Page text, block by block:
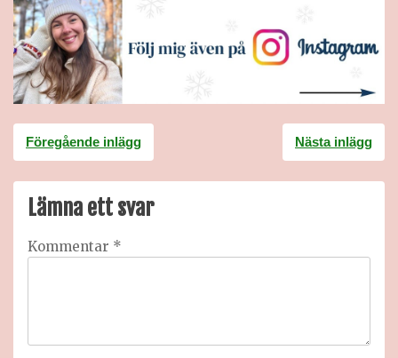
Inläggsnavigering
Föregående inlägg Nästa inlägg
Lämna ett svar
Kommentar *